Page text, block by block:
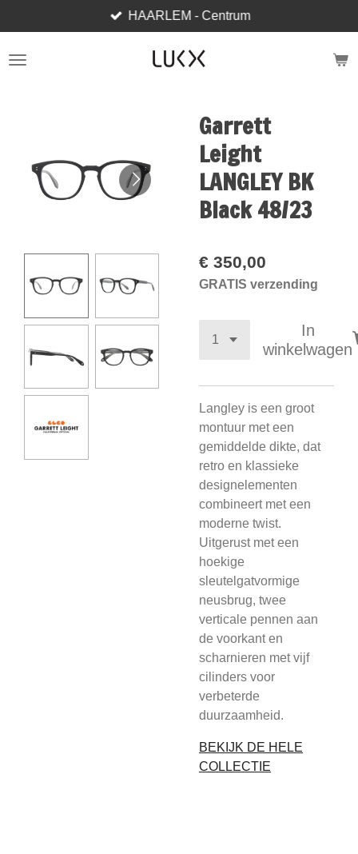
direct
naar
HAARLEM - Centrum
Garrett
Leight
LANGLEY BK
Black 48/23
€ 350,00
GRATIS verzending
In
winkelwagen
Langley is een groot
montuur met een
gemiddelde dikte, dat
retro en klassieke
designelementen
combineert met een
moderne twist.
Uitgerust met een
hoekige
sleutelgatvormige
neusbrug, twee
verticale pennen aan
de voorkant en
scharnieren met vijf
cilinders voor
verbeterde
duurzaamheid.
BEKIJK DE HELE
COLLECTIE